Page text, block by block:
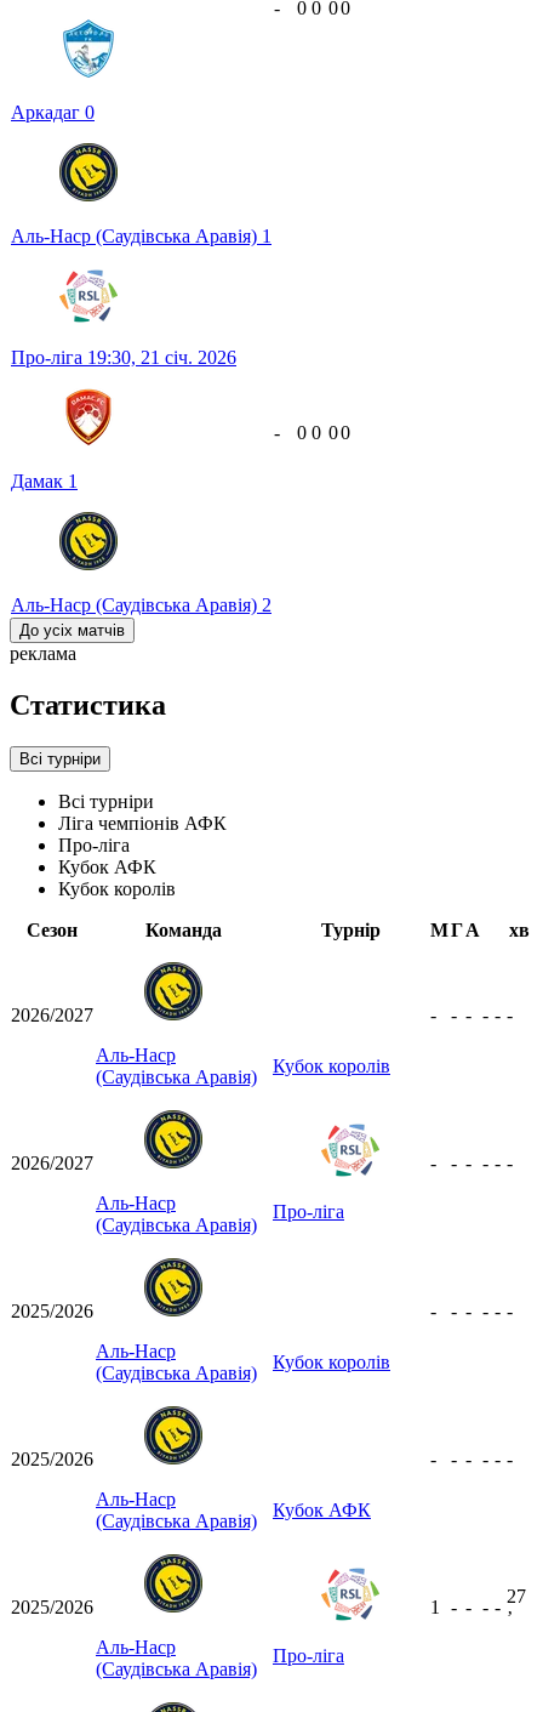
Аркадаг 0
Аль-Наср (Саудівська Аравія) 1
- 0 0 00
Про-ліга 19:30, 21 січ. 2026
Дамак 1
Аль-Наср (Саудівська Аравія) 2
- 0 0 00
До усіх матчів
реклама
Статистика
Всі турніри
Всі турніри
Ліга чемпіонів АФК
Про-ліга
Кубок АФК
Кубок королів
Сезон
Команда Турнір МГА хв
2026/2027
Аль-Наср
(Саудівська Аравія)
Кубок королів
- - - - - -
2026/2027
Аль-Наср
(Саудівська Аравія)
Про-ліга
- - - - - -
2025/2026
Аль-Наср
(Саудівська Аравія)
Кубок королів
- - - - - -
2025/2026
Аль-Наср
(Саудівська Аравія)
Кубок АФК
- - - - - -
2025/2026
Аль-Наср
(Саудівська Аравія)
Про-ліга
1 - - - -
27
ʼ